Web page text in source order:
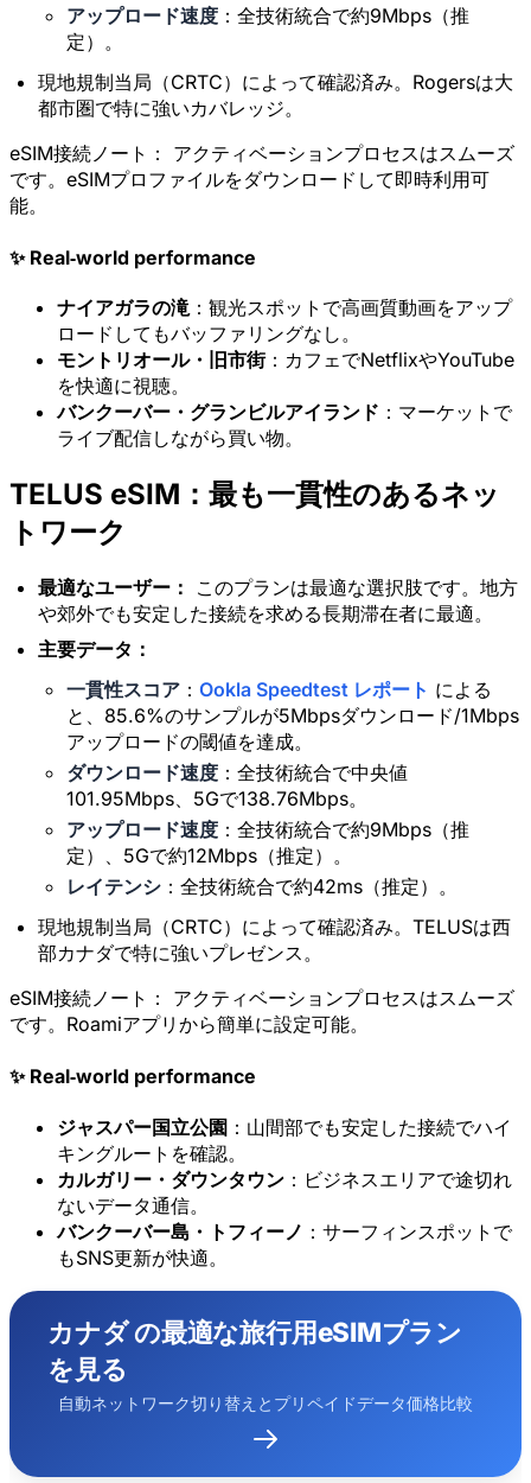
アップロード速度 ：全技術統合で約9Mbps（推
定）。
現地規制当局（CRTC）によって確認済み。Rogersは大
都市圏で特に強いカバレッジ。
eSIM接続ノート：
アクティベーションプロセスはスムーズ
です。eSIMプロファイルをダウンロードして即時利用可
能。
✨ Real‑world performance
ナイアガラの滝：観光スポットで高画質動画をアップ
ロードしてもバッファリングなし。
モントリオール・旧市街：カフェでNetflixやYouTube
を快適に視聴。
バンクーバー・グランビルアイランド ：マーケットで
ライブ配信しながら買い物。
TELUS eSIM：最も一貫性のあるネッ
トワーク
最適なユーザー：
このプランは最適な選択肢です。地方
や郊外でも安定した接続を求める長期滞在者に最適。
主要データ：
一貫性スコア ： Ookla Speedtest レポート による
と、85.6%のサンプルが5Mbpsダウンロード/1Mbps
アップロードの閾値を達成。
ダウンロード速度 ：全技術統合で中央値
101.95Mbps、5Gで138.76Mbps。
アップロード速度 ：全技術統合で約9Mbps（推
定）、5Gで約12Mbps（推定）。
レイテンシ ：全技術統合で約42ms（推定）。
現地規制当局（CRTC）によって確認済み。TELUSは西
部カナダで特に強いプレゼンス。
eSIM接続ノート：
アクティベーションプロセスはスムーズ
です。Roamiアプリから簡単に設定可能。
✨ Real‑world performance
ジャスパー国立公園 ：山間部でも安定した接続でハイ
キングルートを確認。
カルガリー・ダウンタウン ：ビジネスエリアで途切れ
ないデータ通信。
バンクーバー島・トフィーノ ：サーフィンスポットで
もSNS更新が快適。
カナダ の最適な旅行用eSIMプラン
を見る
自動ネットワーク切り替えとプリペイドデータ価格比較
×
期間限定オファー
プロモコード